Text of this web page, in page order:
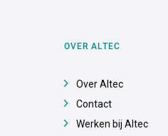
OVER ALTEC
Over Altec
Contact
Werken bij Altec